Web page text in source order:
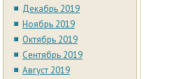
Декабрь 2019
Ноябрь 2019
Октябрь 2019
Сентябрь 2019
Август 2019